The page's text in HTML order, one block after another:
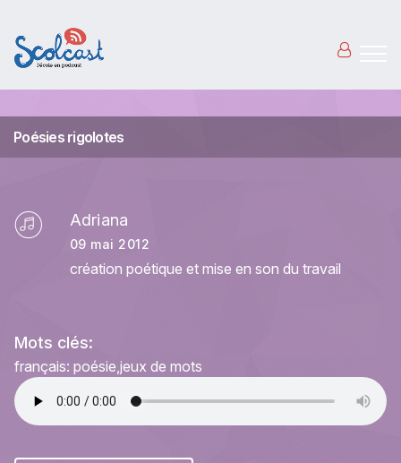
Poésies rigolotes
Adriana
09 mai 2012
création poétique et mise en son du travail
Mots clés:
français: poésie jeux de mots